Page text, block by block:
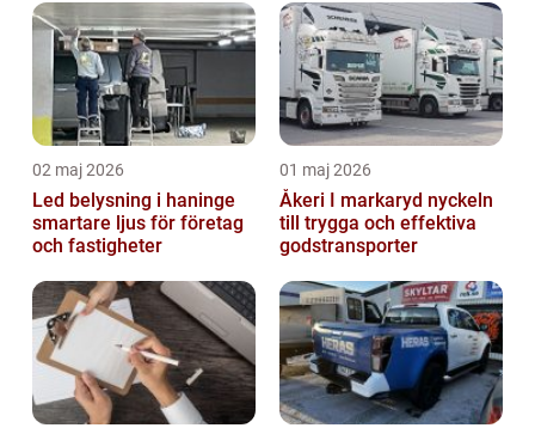
stöd
02 maj 2026
Led belysning i haninge
smartare ljus för företag
och fastigheter
01 maj 2026
Åkeri I markaryd nyckeln
till trygga och effektiva
godstransporter